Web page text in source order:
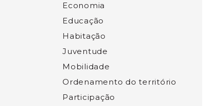
Economia
Educação
Habitação
Juventude
Mobilidade
Ordenamento do território
Participação